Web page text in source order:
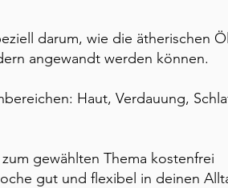
darum, wie die ätherischen
angewandt werden können.
Haut, Verdauung,
gewählten Thema kostenfrei
gut und flexibel in deinen